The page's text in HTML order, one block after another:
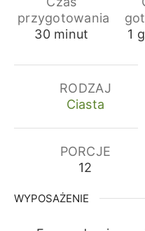
przygotowania
30minuty
minut
1
RODZAJ
Ciasta
PORCJE
12
WYPOSAŻENIE